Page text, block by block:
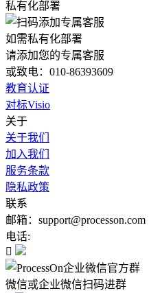
私有化部署
如需私有化部署
请添加您的专属客服
或致电：010-86393609
教育认证
对标Visio
关于
关于我们
加入我们
服务条款
隐私政策
联系
邮箱：support@processon.com
电话:

微信或企业微信扫码进群